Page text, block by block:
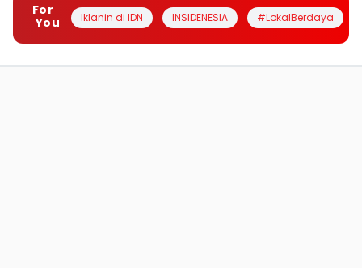
For
You
Iklanin di IDN INSIDENESIA #LokalBerdaya